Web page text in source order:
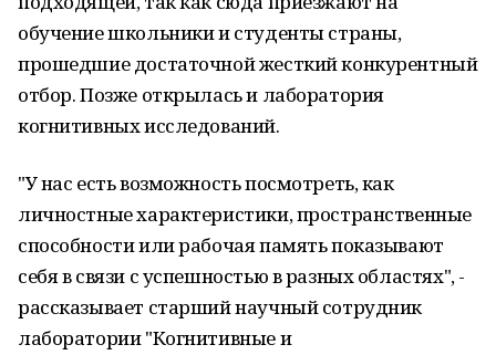
обучение школьники и студенты страны,
прошедшие достаточной жесткий конкурентный
отбор. Позже открылась и лаборатория
когнитивных исследований.
"У нас есть возможность посмотреть, как
личностные характеристики, пространственные
способности или рабочая память показывают
себя в связи с успешностью в разных областях", -
рассказывает старший научный сотрудник
лаборатории "Когнитивные и